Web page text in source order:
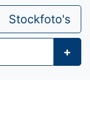
Stockfoto's
+